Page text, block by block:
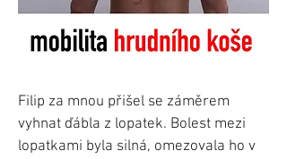
Filip za mnou přišel se záměrem
vyhnat ďábla z lopatek. Bolest mezi
lopatkami byla silná, omezovala ho v